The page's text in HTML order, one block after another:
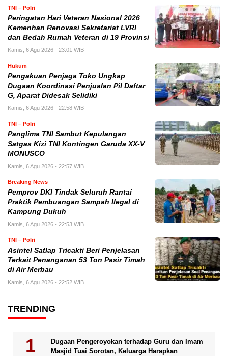
TNI – Polri
Peringatan Hari Veteran Nasional 2026
Kemenhan Renovasi Sekretariat LVRI
dan Bedah Rumah Veteran di 19 Provinsi
Kamis, 6 Agu 2026 - 23:01 WIB
Hukum
Pengakuan Penjaga Toko Ungkap
Dugaan Koordinasi Penjualan Pil Daftar
G, Aparat Didesak Selidiki
Kamis, 6 Agu 2026 - 22:58 WIB
TNI – Polri
Panglima TNI Sambut Kepulangan
Satgas Kizi TNI Kontingen Garuda XX-V
MONUSCO
Kamis, 6 Agu 2026 - 22:57 WIB
Breaking News
Pemprov DKI Tindak Seluruh Rantai
Praktik Pembuangan Sampah Ilegal di
Kampung Dukuh
Kamis, 6 Agu 2026 - 22:53 WIB
TNI – Polri
Asintel Satlap Tricakti Beri Penjelasan
Terkait Penanganan 53 Ton Pasir Timah
di Air Merbau
Kamis, 6 Agu 2026 - 22:52 WIB
TRENDING
Dugaan Pengeroyokan terhadap Guru dan Imam
Masjid Tuai Sorotan, Keluarga Harapkan